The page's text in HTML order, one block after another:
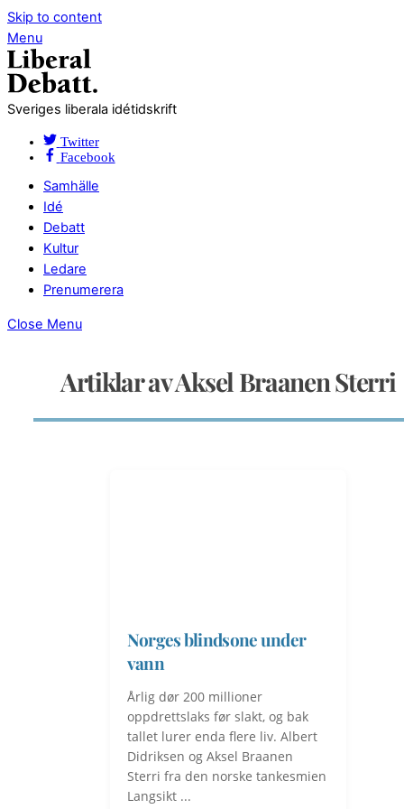
Skip to content
Menu
Sveriges liberala idétidskrift
Twitter
Facebook
Samhälle
Idé
Debatt
Kultur
Ledare
Prenumerera
Close Menu
Artiklar av Aksel Braanen Sterri
Norges blindsone under
vann
Årlig dør 200 millioner
oppdrettslaks før slakt, og bak
tallet lurer enda flere liv. Albert
Didriksen og Aksel Braanen
Sterri fra den norske tankesmien
Langsikt ...